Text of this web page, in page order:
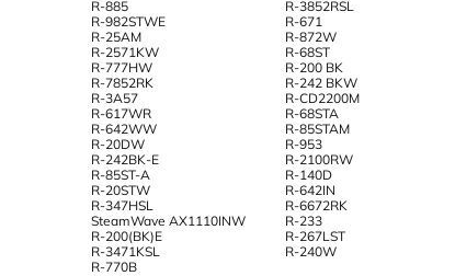
R-885
R-3852RSL
R-982STWE
R-671
R-25AM
R-872W
R-2571KW
R-68ST
R-777HW
R-200 BK
R-7852RK
R-242 BKW
R-3A57
R-CD2200M
R-617WR
R-68STA
R-642WW
R-85STAM
R-20DW
R-953
R-242BK-E
R-2100RW
R-85ST-A
R-140D
R-20STW
R-642IN
R-347HSL
R-6672RK
SteamWave AX1110INW
R-233
R-200(BK)E
R-267LST
R-3471KSL
R-240W
R-770B